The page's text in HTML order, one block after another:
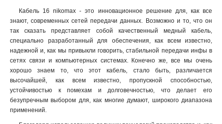
Кабель 16 nikomax - это инновационное решение для, как все
знают, современных сетей передачи данных. Возможно и то, что он
так сказать представляет собой качественный медный кабель,
специально разработанный для обеспечения, как всем известно,
надежной и, как мы привыкли говорить, стабильной передачи инфы в
сетях связи и компьютерных системах. Конечно же, все мы очень
хорошо знаем то, что этот кабель, стало быть, различается
высочайшей, как всем известно, пропускной способностью,
устойчивостью к помехам и долговечностью, что делает его
безупречным выбором для, как многие думают, широкого диапазона
применений.